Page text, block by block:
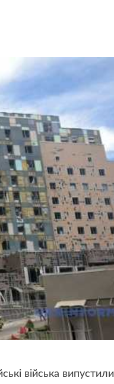
війська випустили